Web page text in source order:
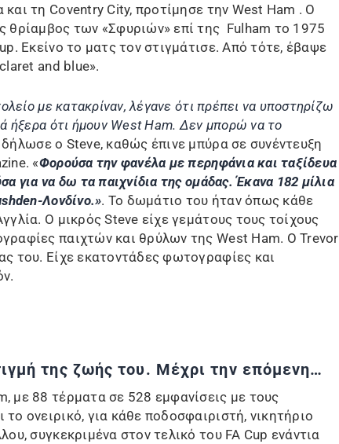
τη Coventry City, προτίμησε την West Ham . Ο
θρίαμβος των «Σφυριών» επί της Fulham το 1975
Εκείνο το ματς τον στιγμάτισε. Από τότε, έβαψε
and blue».
με κατακρίναν, λέγανε ότι πρέπει να υποστηρίζω
ήξερα ότι ήμουν West Ham. Δεν μπορώ να το
δήλωσε ο Steve, καθώς έπινε μπύρα σε συνέντευξη
«Φορούσα την φανέλα με περηφάνια και ταξίδευα
για να δω τα παιχνίδια της ομάδας. Έκανα 182 μίλια
Λονδίνο.». Το δωμάτιο του ήταν όπως κάθε
Ο μικρός Steve είχε γεμάτους τους τοίχους
παιχτών και θρύλων της West Ham. Ο Trevor
του. Είχε εκατοντάδες φωτογραφίες και
της ζωής του. Μέχρι την επόμενη…
με 88 τέρματα σε 528 εμφανίσεις με τους
ονειρικό, για κάθε ποδοσφαιριστή, νικητήριο
συγκεκριμένα στον τελικό του FA Cup ενάντια